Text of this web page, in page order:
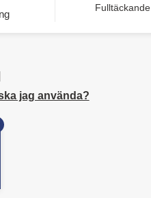
Fulltäckande
jag använda?